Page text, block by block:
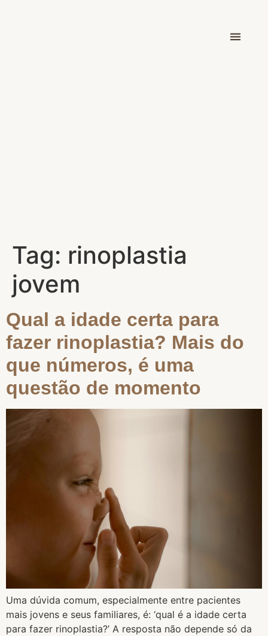
Tag: rinoplastia
jovem
Qual a idade certa para
fazer rinoplastia? Mais do
que números, é uma
questão de momento
Uma dúvida comum, especialmente entre pacientes
mais jovens e seus familiares, é: ‘qual é a idade certa
para fazer rinoplastia?’ A resposta não depende só da